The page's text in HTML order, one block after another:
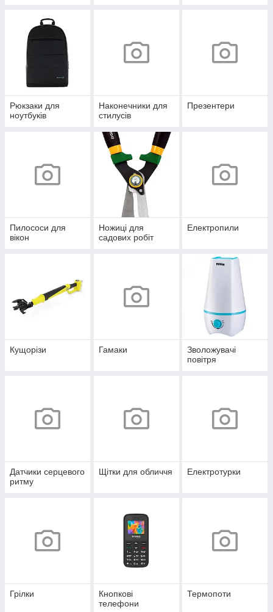
Рюкзаки для
ноутбуків
Наконечники для
стилусів
Презентери
Пилососи для
вікон
Ножиці для
садових робіт
Електропили
Кущорізи Гамаки
Зволожувачі
повітря
Датчики серцевого
ритму
Щітки для обличчя Електротурки
Грілки
Кнопкові
телефони
Термопоти